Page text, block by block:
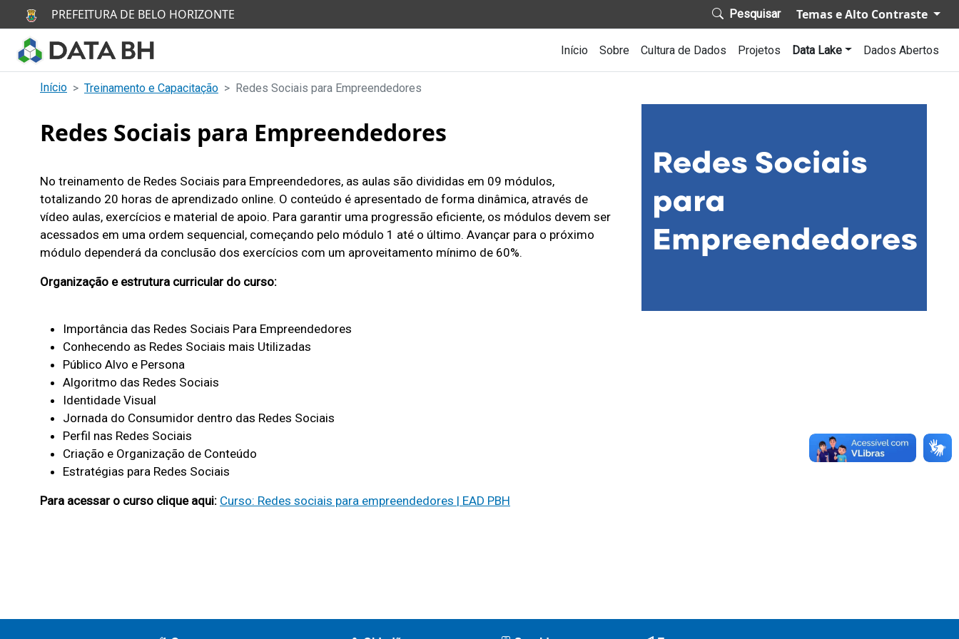
Pular para o conteúdo principal
PREFEITURA DE BELO HORIZONTE
P
o
r
t
a
l
d
e
a
o
s
a
e
Pesquisar Temas e Alto Contraste
Main navigation
Início Sobre Cultura de Dados Projetos Data Lake Dados Abertos
Início Treinamento e Capacitação Redes Sociais para Empreendedores
Redes Sociais para Empreendedores
No treinamento de Redes Sociais para Empreendedores, as aulas são divididas em 09 módulos,
totalizando 20 horas de aprendizado online. O conteúdo é apresentado de forma dinâmica, através de
vídeo aulas, exercícios e material de apoio. Para garantir uma progressão eficiente, os módulos devem ser
acessados em uma ordem sequencial, começando pelo módulo 1 até o último. Avançar para o próximo
módulo dependerá da conclusão dos exercícios com um aproveitamento mínimo de 60%.
Organização e estrutura curricular do curso:
Importância das Redes Sociais Para Empreendedores
Conhecendo as Redes Sociais mais Utilizadas
Público Alvo e Persona
Algoritmo das Redes Sociais
Identidade Visual
Jornada do Consumidor dentro das Redes Sociais
Perfil nas Redes Sociais
Criação e Organização de Conteúdo
Estratégias para Redes Sociais
Para acessar o curso clique aqui: Curso: Redes sociais para empreendedores | EAD PBH